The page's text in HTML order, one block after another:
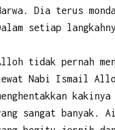
Dia terus
setiap
tidak pernah
Nabi Ismail
sangat banyak.